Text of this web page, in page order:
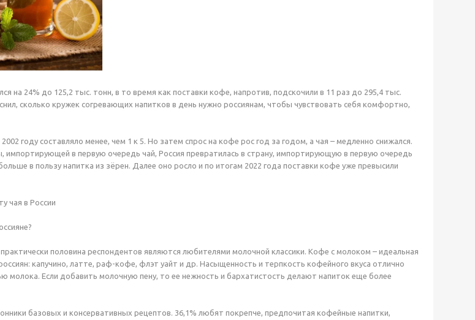
на 24% до 125,2 тыс. тонн, в то время как поставки кофе, напротив, подскочили в 11 раз до 295,4 тыс.
сколько кружек согревающих напитков в день нужно россиянам, чтобы чувствовать себя комфортно,
году составляло менее, чем 1 к 5. Но затем спрос на кофе рос год за годом, а чая – медленно снижался.
импортирующей в первую очередь чай, Россия превратилась в страну, импортирующую в первую очередь
в пользу напитка из зёрен. Далее оно росло и по итогам 2022 года поставки кофе уже превысили
чая в России
половина респондентов являются любителями молочной классики. Кофе с молоком – идеальная
капучино, латте, раф-кофе, флэт уайт и др. Насыщенность и терпкость кофейного вкуса отлично
молока. Если добавить молочную пену, то ее нежность и бархатистость делают напиток еще более
базовых и консервативных рецептов. 36,1% любят покрепче, предпочитая кофейные напитки,